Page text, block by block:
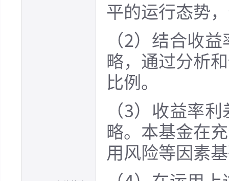
平的运行态势
（2）结合收
略，通过分析
比例。
（3）收益率
略。本基金在
用风险等因素